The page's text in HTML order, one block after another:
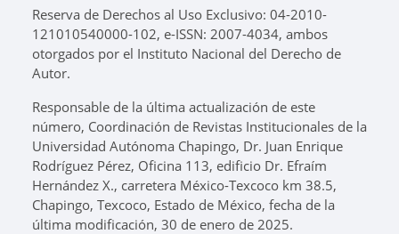
Reserva de Derechos al Uso Exclusivo: 04-2010-
121010540000-102, e-ISSN: 2007-4034, ambos
otorgados por el Instituto Nacional del Derecho de
Autor.
Responsable de la última actualización de este
número, Coordinación de Revistas Institucionales de la
Universidad Autónoma Chapingo, Dr. Juan Enrique
Rodríguez Pérez, Oficina 113, edificio Dr. Efraím
Hernández X., carretera México-Texcoco km 38.5,
Chapingo, Texcoco, Estado de México, fecha de la
última modificación, 30 de enero de 2025.